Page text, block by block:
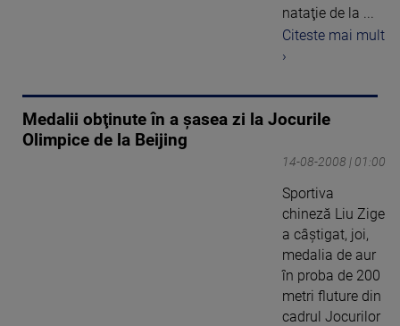
nataţie de la ...
Citeste mai mult
›
Medalii obţinute în a şasea zi la Jocurile
Olimpice de la Beijing
14-08-2008 | 01:00
Sportiva
chineză Liu Zige
a câştigat, joi,
medalia de aur
în proba de 200
metri fluture din
cadrul Jocurilor